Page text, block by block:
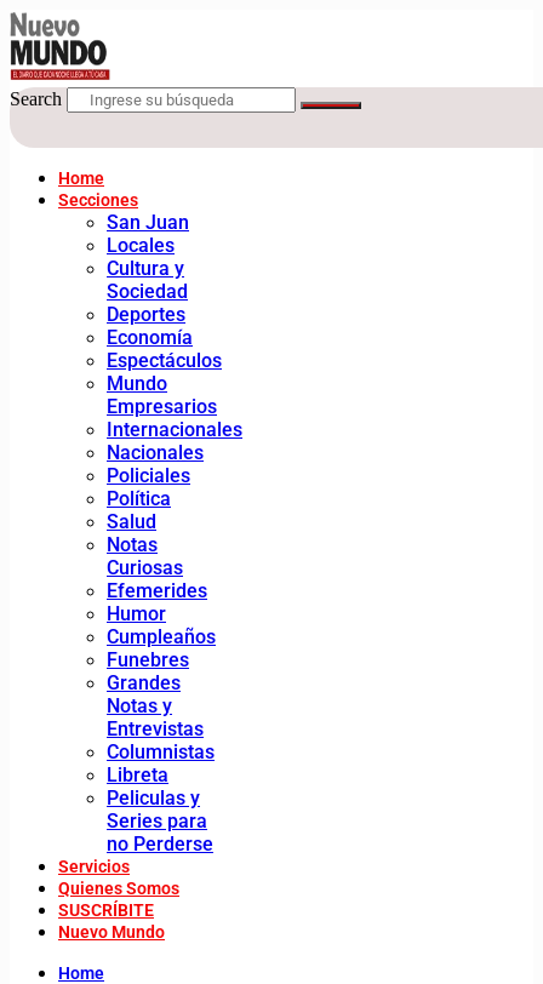
Search
Home
Secciones
San Juan
Locales
Cultura y
Sociedad
Deportes
Economía
Espectáculos
Mundo
Empresarios
Internacionales
Nacionales
Policiales
Política
Salud
Notas
Curiosas
Efemerides
Humor
Cumpleaños
Funebres
Grandes
Notas y
Entrevistas
Columnistas
Libreta
Peliculas y
Series para
no Perderse
Servicios
Quienes Somos
SUSCRÍBITE
Nuevo Mundo
Home